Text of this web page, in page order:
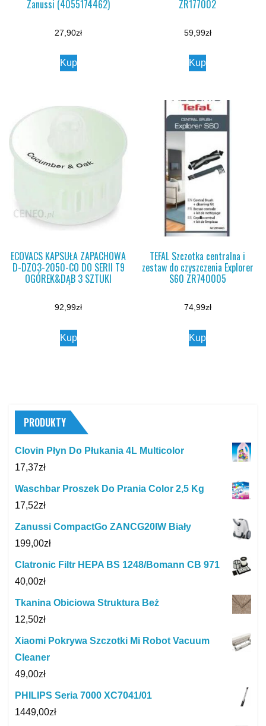
Zanussi (4055174462)
27,90zł
Kup
ZR177002
59,99zł
Kup
ECOVACS KAPSUŁA ZAPACHOWA
D-DZ03-2050-CO DO SERII T9
OGÓREK&DĄB 3 SZTUKI
92,99zł
Kup
TEFAL Szczotka centralna i
zestaw do czyszczenia Explorer
S60 ZR740005
74,99zł
Kup
PRODUKTY
Clovin Płyn Do Płukania 4L Multicolor
17,37zł
Waschbar Proszek Do Prania Color 2,5 Kg
17,52zł
Zanussi CompactGo ZANCG20IW Biały
199,00zł
Clatronic Filtr HEPA BS 1248/Bomann CB 971
40,00zł
Tkanina Obiciowa Struktura Beż
12,50zł
Xiaomi Pokrywa Szczotki Mi Robot Vacuum
Cleaner
49,00zł
PHILIPS Seria 7000 XC7041/01
1449,00zł